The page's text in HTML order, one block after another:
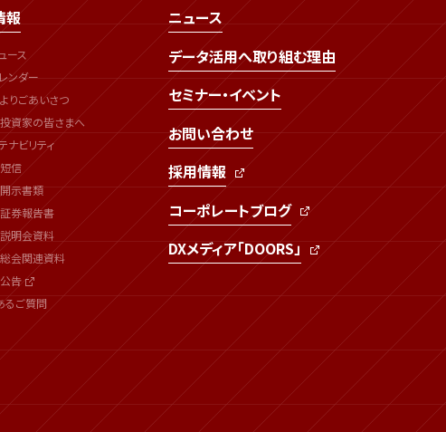
報
ース
ンダー
りごあいさつ
資家の皆さまへ
ナビリティ
信
示書類
券報告書
明会資料
会関連資料
告
るご質問
ニュース
データ活用へ取り組む理由
セミナー・イベント
お問い合わせ
採用情報
コーポレートブログ
DXメディア「DOORS」